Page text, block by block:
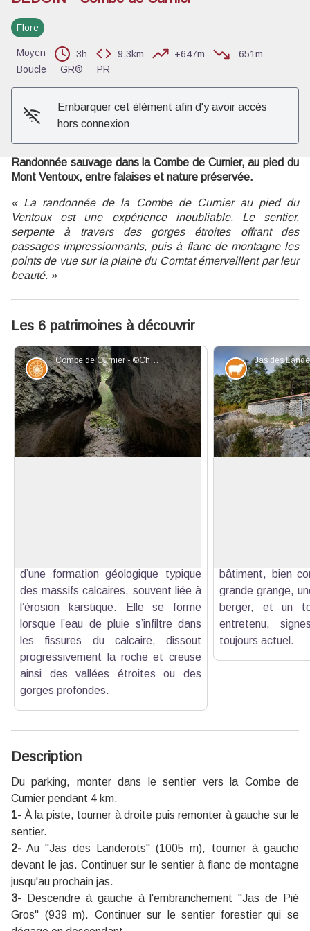
Voir l'image en plein écran
Flore
Moyen 3h 9,3km +647m
-651m
Boucle
GR® PR
Embarquer cet élément afin d'y avoir accès
hors connexion
Randonnée sauvage dans la Combe de Curnier, au pied du
Mont Ventoux, entre falaises et nature préservée.
« La randonnée de la Combe de Curnier au pied du
Ventoux est une expérience inoubliable. Le sentier,
serpente à travers des gorges étroites offrant des
passages impressionnants, puis à flanc de montagne les
points de vue sur la plaine du Comtat émerveillent par leur
beauté. »
Les 6 patrimoines à découvrir
Combe de Curnier - ©Chloé Giboin - PNR Mont-Ventoux
Géologie
d’une formation géologique typique
des massifs calcaires, souvent liée à
l’érosion karstique. Elle se forme
lorsque l’eau de pluie s’infiltre dans
les fissures du calcaire, dissout
progressivement la roche et creuse
ainsi des vallées étroites ou des
gorges profondes.
Elevage et
bâtiment, bien
grande grange,
berger, et un
entretenu,
toujours actuel.
Description
Du parking, monter dans le sentier vers la Combe de
Curnier pendant 4 km.
1- À la piste, tourner à droite puis remonter à gauche sur le
sentier.
2- Au "Jas des Landerots" (1005 m), tourner à gauche
devant le jas. Continuer sur le sentier à flanc de montagne
jusqu'au prochain jas.
3- Descendre à gauche à l'embranchement "Jas de Pié
Gros" (939 m). Continuer sur le sentier forestier qui se